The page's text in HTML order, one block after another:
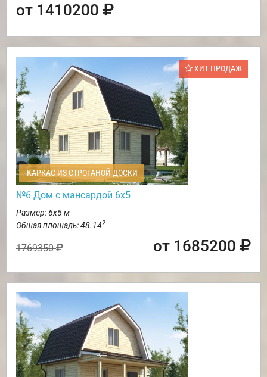
от 1410200
ХИТ ПРОДАЖ
КАРКАС ИЗ СТРОГАНОЙ ДОСКИ
№6 Дом с мансардой 6х5
Размер: 6х5 м
Общая площадь: 48.142
1769350 от 1685200